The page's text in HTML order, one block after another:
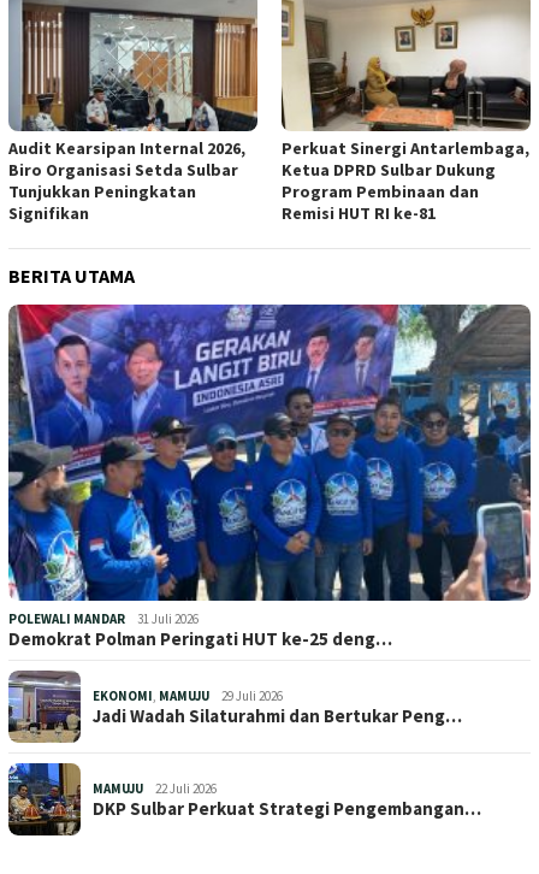
Audit Kearsipan Internal 2026,
Biro Organisasi Setda Sulbar
Tunjukkan Peningkatan
Signifikan
Perkuat Sinergi Antarlembaga,
Ketua DPRD Sulbar Dukung
Program Pembinaan dan
Remisi HUT RI ke-81
BERITA UTAMA
POLEWALI MANDAR 31 Juli 2026
Demokrat Polman Peringati HUT ke-25 deng…
EKONOMI, MAMUJU 29 Juli 2026
Jadi Wadah Silaturahmi dan Bertukar Peng…
MAMUJU 22 Juli 2026
DKP Sulbar Perkuat Strategi Pengembangan…